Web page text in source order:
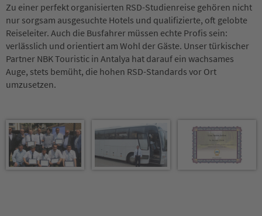
Zu einer perfekt organisierten RSD-Studienreise gehören nicht
nur sorgsam ausgesuchte Hotels und qualifizierte, oft gelobte
Reiseleiter. Auch die Busfahrer müssen echte Profis sein:
verlässlich und orientiert am Wohl der Gäste. Unser türkischer
Partner NBK Touristic in Antalya hat darauf ein wachsames
Auge, stets bemüht, die hohen RSD-Standards vor Ort
umzusetzen.